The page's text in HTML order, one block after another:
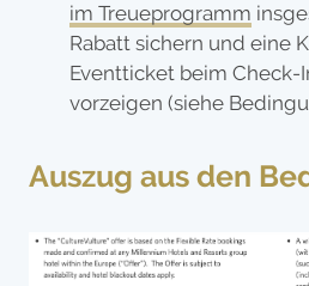
im Treueprogramm
Rabatt sichern und eine
Eventticket beim Check-
vorzeigen (siehe
Auszug aus den